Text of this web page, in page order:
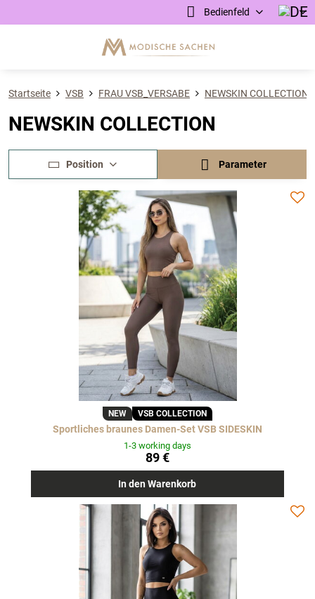
Bedienfeld
Startseite VSB FRAU VSB_VERSABE NEWSKIN COLLECTION
NEWSKIN COLLECTION
Position Parameter
NEW VSB COLLECTION
Sportliches braunes Damen-Set VSB SIDESKIN
1-3 working days
89 €
In den Warenkorb